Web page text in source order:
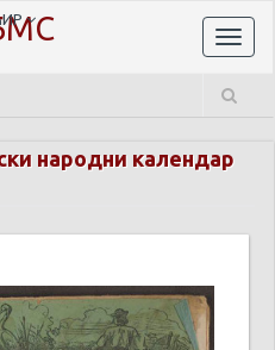
народни календар